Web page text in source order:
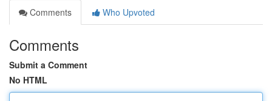
Comments
Who Upvoted
Comments
Submit a Comment
No HTML